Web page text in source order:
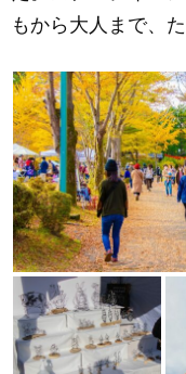
もから大人まで、